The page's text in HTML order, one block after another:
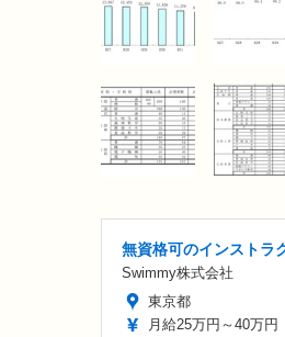
無資格可のインストラ
Swimmy株式会社
東京都
月給25万円～40万円